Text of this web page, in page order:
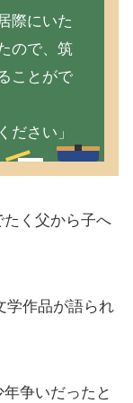
際にいた
ので、筑
ことがで
さい」
く父から子へ
学作品が語られ
争いだったと